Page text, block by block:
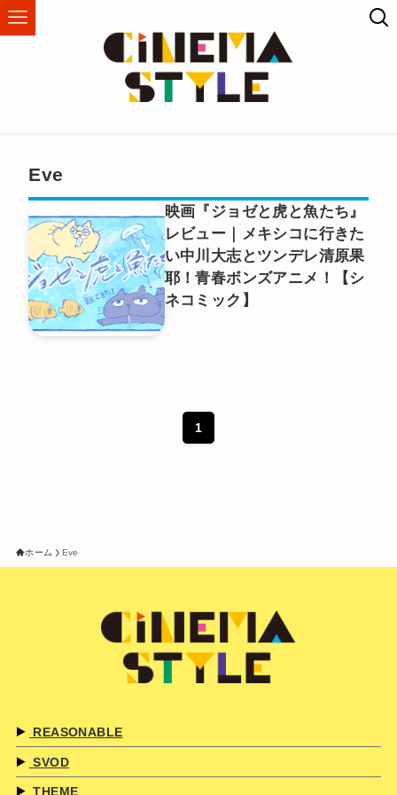
Eve
映画『ジョゼと虎と魚たち』
レビュー｜メキシコに行きた
い中川大志とツンデレ清原果
耶！青春ボンズアニメ！【シ
ネコミック】
1
ホーム Eve
REASONABLE
SVOD
THEME